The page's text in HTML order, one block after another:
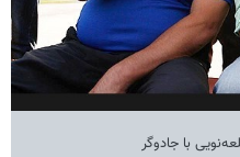
با جادوگر